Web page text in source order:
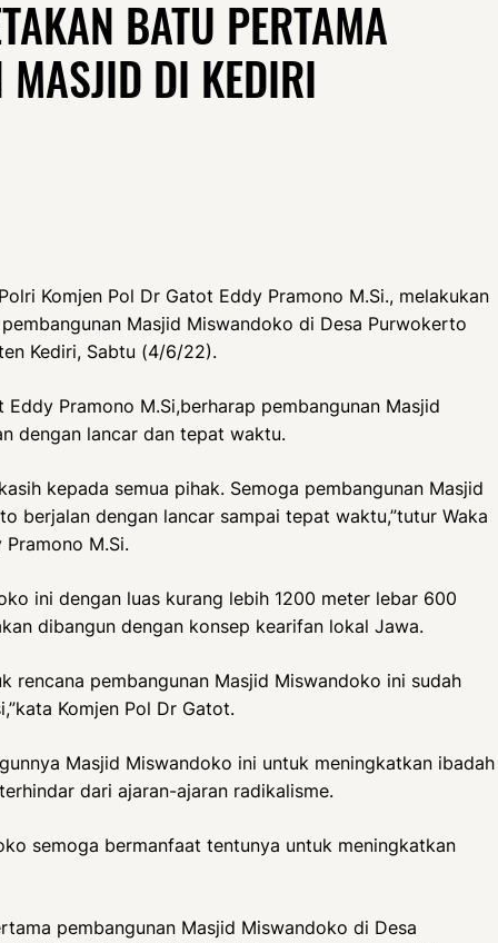
BATU PERTAMA
MASJID DI KEDIRI
Komjen Pol Dr Gatot Eddy Pramono M.Si., melakukan
Masjid Miswandoko di Desa Purwokerto
Kediri, Sabtu (4/6/22).
Pramono M.Si,berharap pembangunan Masjid
dengan lancar dan tepat waktu.
kepada semua pihak. Semoga pembangunan Masjid
berjalan dengan lancar sampai tepat waktu,”tutur Waka
M.Si.
ini dengan luas kurang lebih 1200 meter lebar 600
dibangun dengan konsep kearifan lokal Jawa.
rencana pembangunan Masjid Miswandoko ini sudah
Komjen Pol Dr Gatot.
Masjid Miswandoko ini untuk meningkatkan ibadah
dari ajaran-ajaran radikalisme.
semoga bermanfaat tentunya untuk meningkatkan
pembangunan Masjid Miswandoko di Desa